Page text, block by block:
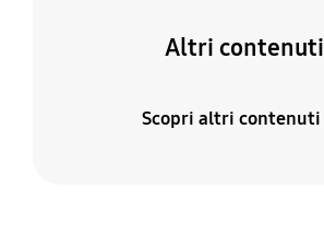
Altri contenuti
Scopri altri contenuti